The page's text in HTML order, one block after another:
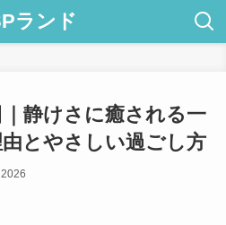
ランド
静けさに癒される一
とやさしい過ごし方